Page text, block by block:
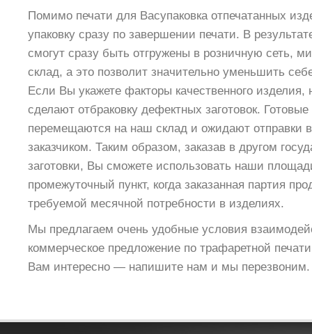
Помимо печати для Васупаковка отпечатанных
упаковку сразу по завершении печати. В
cмогут сразу быть отгружены в розничную сеть,
склад, а это позволит значительно уменьшить
Если Вы укажете факторы качественного
сделают отбраковку дефектных заготовок. Готовые
перемещаются на наш склад и ожидают отправки
заказчиком. Таким образом, заказав в другом
заготовки, Вы сможете использовать наши
промежуточный пункт, когда заказанная партия
требуемой месячной потребности в изделиях.
Мы предлагаем очень удобные условия
коммерческое предложение по трафаретной
Вам интересно — напишите нам и мы перезвоним.